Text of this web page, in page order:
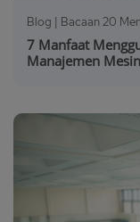
Blog | Bacaan 20
7 Manfaat
Manajemen